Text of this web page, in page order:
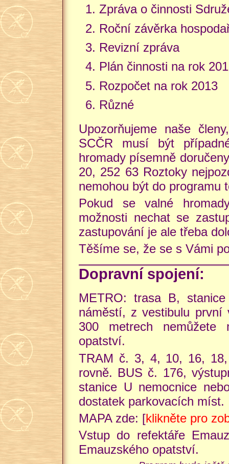
Zpráva o činnosti
Roční závěrka
Revizní zpráva
Plán činnosti na rok
Rozpočet na rok 2013
Různé
Upozorňujeme naše
SCČR musí být
hromady písemně
20, 252 63 Roztoky
nemohou být do programu
Pokud se valné
možnosti nechat se
zastupování je ale třeba
Těšíme se, že se s Vámi
Dopravní spojení:
METRO: trasa B,
náměstí, z vestibulu
300 metrech nemůžete
opatství.
TRAM č. 3, 4, 10, 16,
rovně. BUS č. 176,
stanice U nemocnice
dostatek parkovacích míst.
MAPA zde: [klikněte pro
Vstup do refektáře
Emauzského opatství.